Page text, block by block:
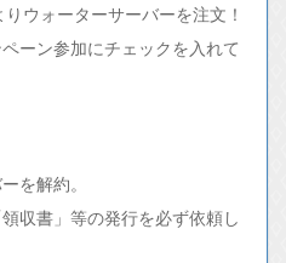
ウォーターサーバーを注文！
ーン参加にチェックを入れて
を解約。
収書」等の発行を必ず依頼し